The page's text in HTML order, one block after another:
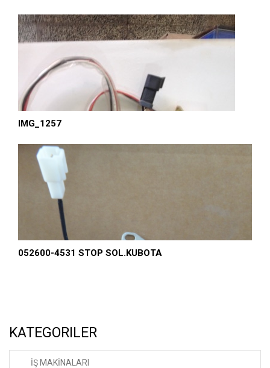
IMG_1257
052600-4531 STOP SOL.KUBOTA
KATEGORILER
İŞ MAKİNALARI